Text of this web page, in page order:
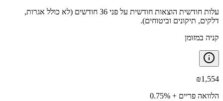
עלות חודשית הוצאות חודשית על פני 36 חודשים (לא כולל אגרות,
דלקים, תיקונים וביטוחים).
קניה במזומן
₪1,554
הלוואה פריים + 0.75%